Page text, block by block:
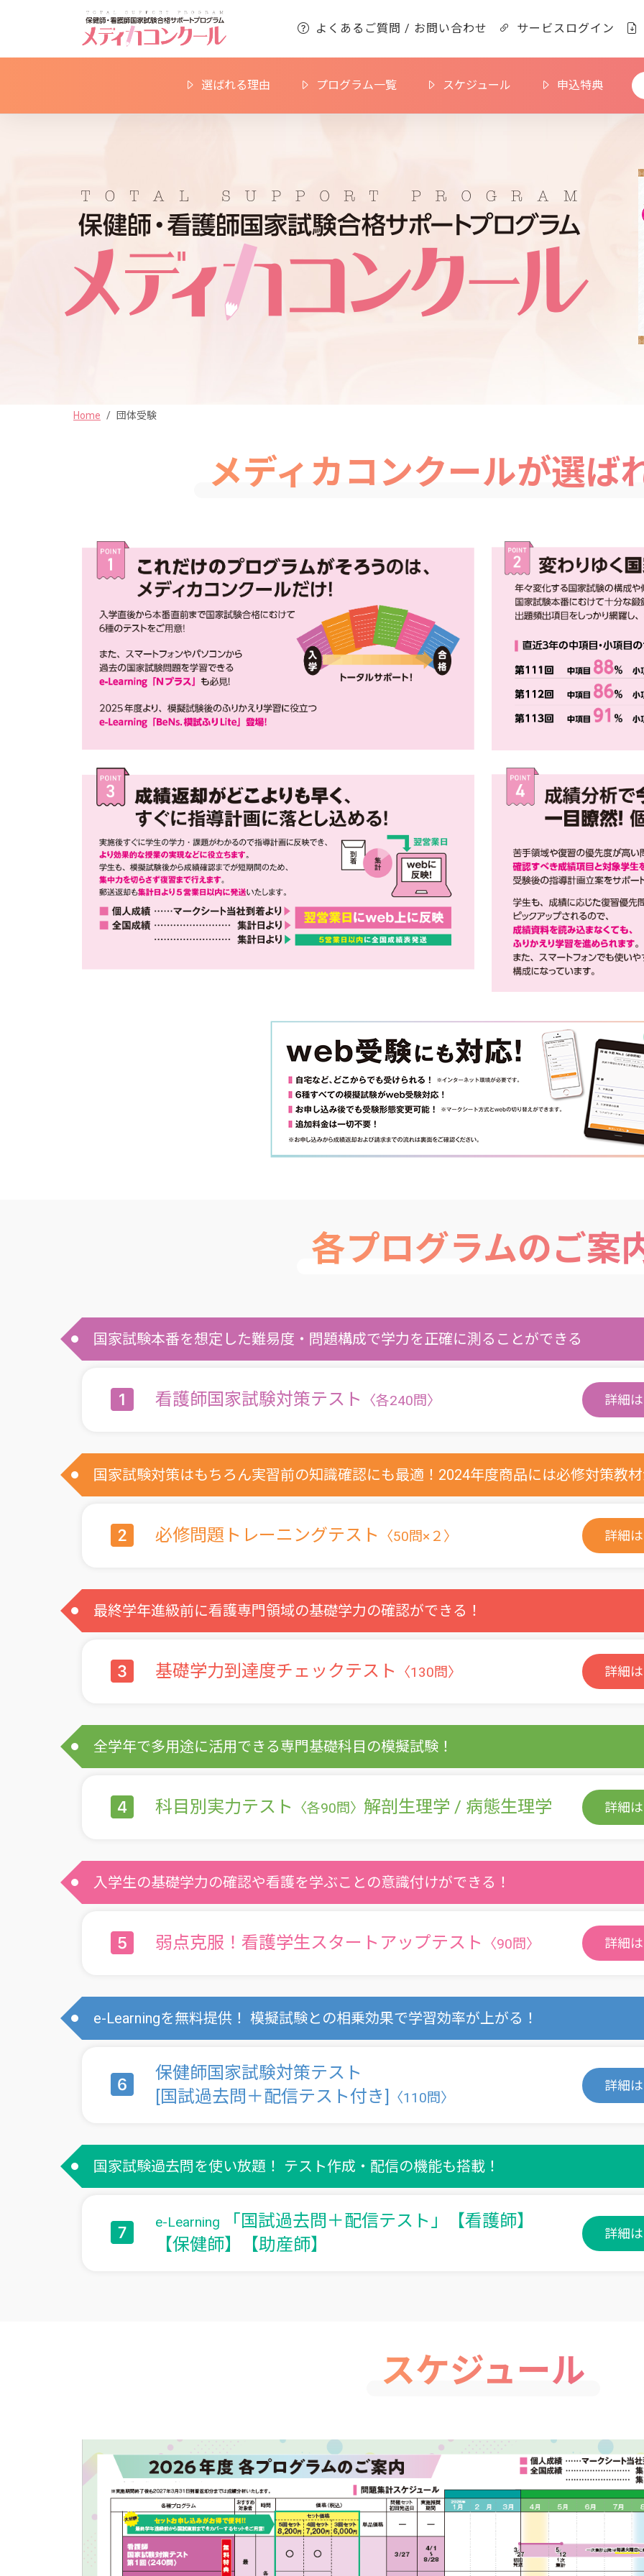
よくあるご質問 / お問い合わせ サービスログイン
選ばれる理由 プログラム一覧 スケジュール 申込特典
Home / 団体受験
メディカコンクールが選ば
各プログラムのご案
国家試験本番を想定した難易度・問題構成で学力を正確に測ることができる
看護師国家試験対策テスト 〈各240問〉 詳細
国家試験対策はもちろん実習前の知識確認にも最適！2024年度商品には必修対策教
必修問題トレーニングテスト 〈50問×２〉 詳細
最終学年進級前に看護専門領域の基礎学力の確認ができる！
基礎学力到達度チェックテスト 〈130問〉 詳細
全学年で多用途に活用できる専門基礎科目の模擬試験！
科目別実力テスト 〈各90問〉 解剖生理学 / 病態生理学 詳細
入学生の基礎学力の確認や看護を学ぶことの意識付けができる！
弱点克服！看護学生スタートアップテスト 〈90問〉 詳細
e-Learningを無料提供！ 模擬試験との相乗効果で学習効率が上がる！
保健師国家試験対策テスト
[国試過去問＋配信テスト付き]
〈110問〉
詳細
国家試験過去問を使い放題！ テスト作成・配信の機能も搭載！
e-Learning 「国試過去問＋配信テスト」
【看護師】
【保健師】【助産師】
詳細
スケジュール